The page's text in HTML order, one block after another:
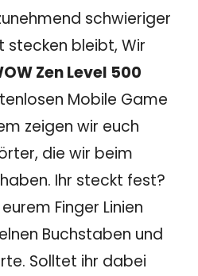
schwieriger
stecken bleibt, Wir
Zen Level 500
Mobile Game
zeigen wir euch
die wir beim
Ihr steckt fest?
Finger Linien
Buchstaben und
Solltet ihr dabei